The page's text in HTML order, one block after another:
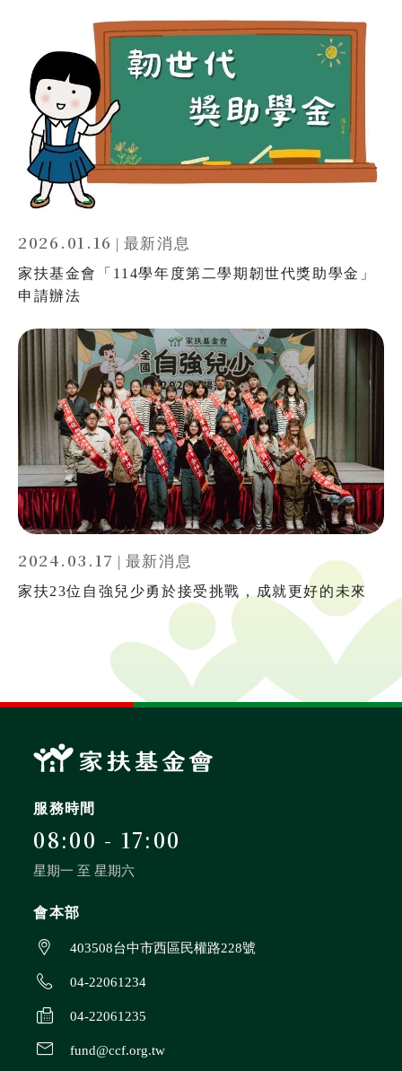
2026.01.16 最新消息
家扶基金會「114學年度第二學期韌世代獎助學金」
申請辦法
2024.03.17 | 最新消息
家扶23位自強兒少勇於接受挑戰，成就更好的未來
服務時間
08:00 - 17:00
星期一 至 星期六
會本部
403508台中市西區民權路228號
04-22061234
04-22061235
fund@ccf.org.tw